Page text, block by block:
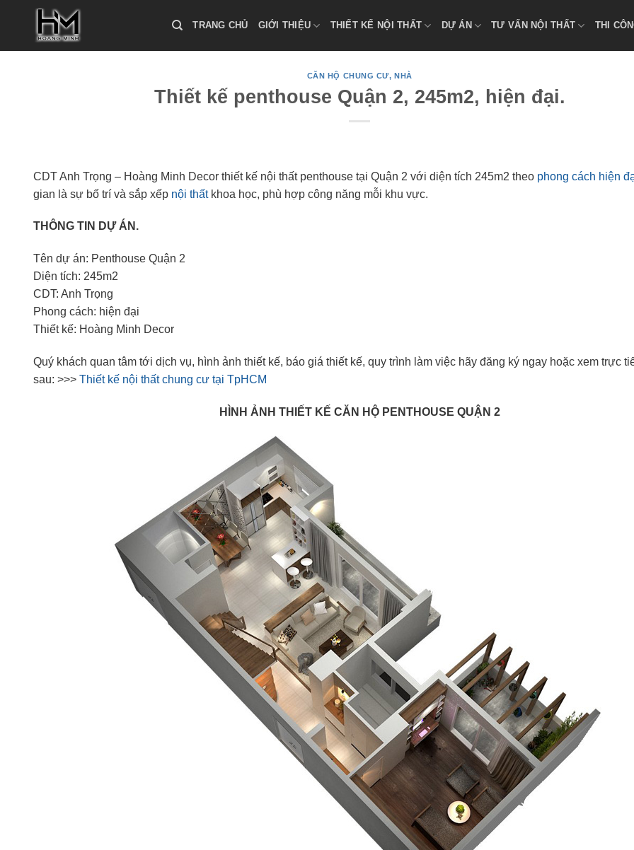
TRANG CHỦ GIỚI THIỆU THIẾT KẾ NỘI THẤT DỰ ÁN TƯ VẤN NỘI THẤT THI
CĂN HỘ CHUNG CƯ, NHÀ
Thiết kế penthouse Quận 2, 245m2, hiện đại.
CDT Anh Trọng – Hoàng Minh Decor thiết kế nội thất penthouse tại Quận 2 với diện tích 245m2 theo phong cách hiện
gian là sự bố trí và sắp xếp nội thấtkhoa học, phù hợp công năng mỗi khu vực.
THÔNG TIN DỰ ÁN.
Tên dự án: Penthouse Quận 2
Diện tích: 245m2
CDT: Anh Trọng
Phong cách: hiện đại
Thiết kế: Hoàng Minh Decor
Quý khách quan tâm tới dịch vụ, hình ảnh thiết kế, báo giá thiết kế, quy trình làm việc hãy đăng ký ngay hoặc xem trực
sau: >>> Thiết kế nội thất chung cư tại TpHCM
HÌNH ẢNH THIẾT KẾ CĂN HỘ PENTHOUSE QUẬN 2